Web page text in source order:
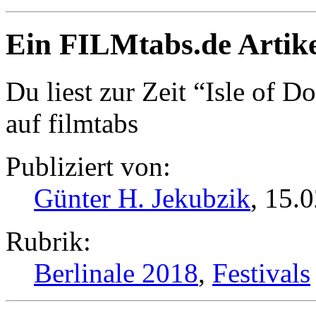
Ein FILMtabs.de
Du liest zur Zeit “Isle of
auf filmtabs
Publiziert von:
Günter H. Jekubzik,
Rubrik:
Berlinale 2018, Festivals